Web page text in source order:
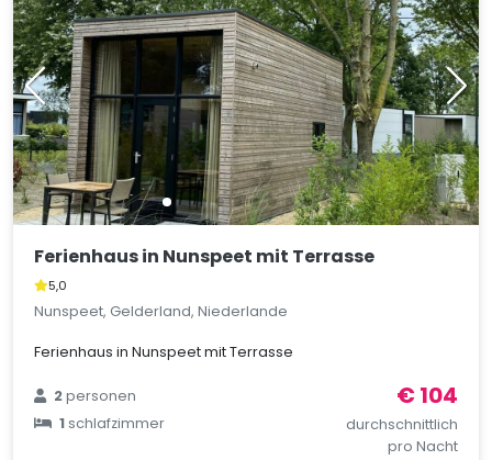
Ferienhaus in Nunspeet mit Terrasse
5,0
Nunspeet, Gelderland, Niederlande
Ferienhaus in Nunspeet mit Terrasse
2personen
1schlafzimmer
€ 104
durchschnittlich
pro Nacht